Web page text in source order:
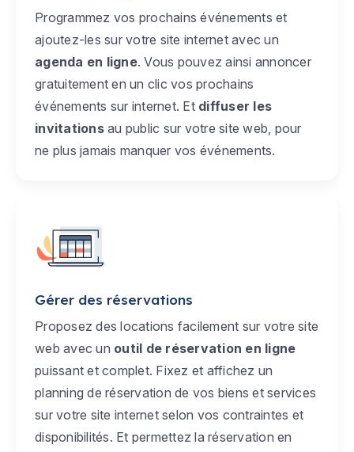
Programmez vos prochains événements et
ajoutez-les sur votre site internet avec un
agenda en ligne. Vous pouvez ainsi annoncer
gratuitement en un clic vos prochains
événements sur internet. Et diffuser les
invitationsau public sur votre site web, pour
ne plus jamais manquer vos événements.
Gérer des réservations
Proposez des locations facilement sur votre site
web avec un outil de réservation en ligne
puissant et complet. Fixez et affichez un
planning de réservation de vos biens et services
sur votre site internet selon vos contraintes et
disponibilités. Et permettez la réservation en